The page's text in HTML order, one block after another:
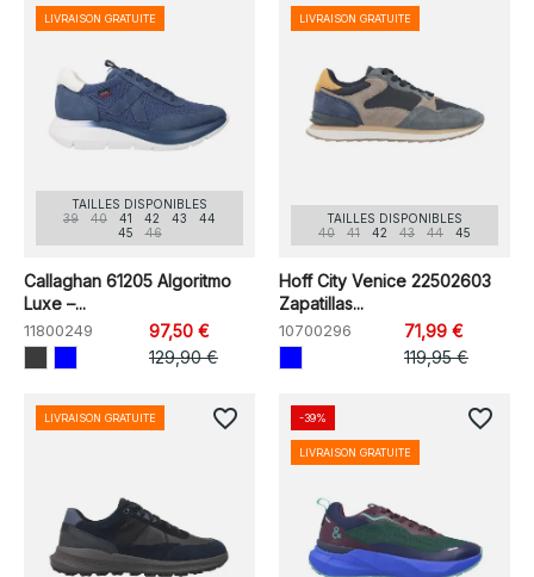
TAILLES DISPONIBLES
39
40 41 42 43
44
45
46
Callaghan 61205 Algoritmo
Luxe –...
11800249
97,50 €
129,90 €
LIVRAISON GRATUITE
TAILLES DISPONIBLES
40
41 42 43 44 45
Hoff City Venice 22502603
Zapatillas...
10700296
71,99 €
119,95 €
LIVRAISON GRATUITE
LIVRAISON GRATUITE favorite_border -39%
LIVRAISON GRATUITE
favorite_border